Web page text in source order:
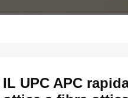
IL UPC APC